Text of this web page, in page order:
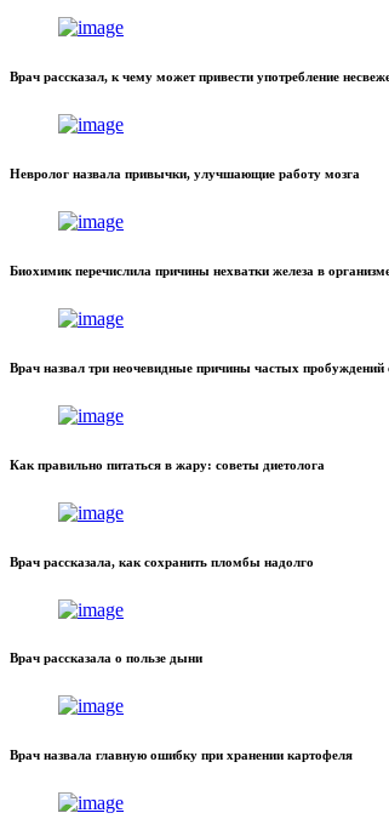
Врач рассказал, к чему может привести употребление
Невролог назвала привычки, улучшающие работу мозга
Биохимик перечислила причины нехватки железа в
Врач назвал три неочевидные причины частых пробуждений
Как правильно питаться в жару: советы диетолога
Врач рассказала, как сохранить пломбы надолго
Врач рассказала о пользе дыни
Врач назвала главную ошибку при хранении картофеля